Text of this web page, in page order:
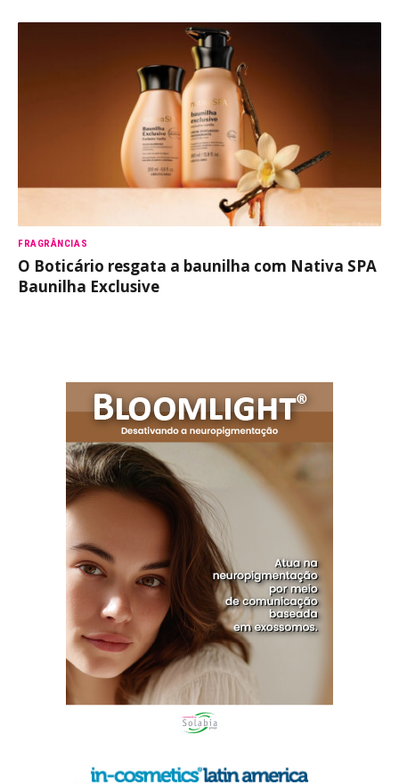
FRAGRÂNCIAS
O Boticário resgata a baunilha com Nativa SPA
Baunilha Exclusive